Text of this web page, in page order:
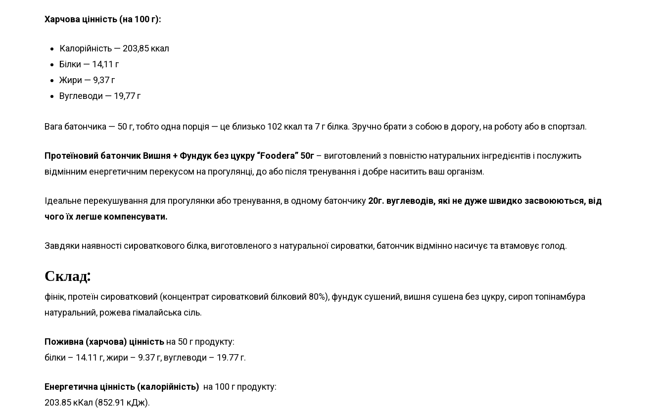
Харчова цінність (на 100 г):
Калорійність — 203,85 ккал
Білки — 14,11 г
Жири — 9,37 г
Вуглеводи — 19,77 г
Вага батончика — 50 г, тобто одна порція — це близько 102 ккал та 7 г білка. Зручно брати з собою в дорогу, на роботу або в спортзал.
Протеїновий батончик Вишня + Фундук без цукру “Foodera” 50г – виготовлений з повністю натуральних інгредієнтів і послужить
відмінним енергетичним перекусом на прогулянці, до або після тренування і добре наситить ваш організм.
Ідеальне перекушування для прогулянки або тренування, в одному батончику 20г. вуглеводів, які не дуже швидко засвоюються, від
чого їх легше компенсувати.
Завдяки наявності сироваткового білка, виготовленого з натуральної сироватки, батончик відмінно насичує та втамовує голод.
Склад:
фінік, протеїн сироватковий (концентрат сироватковий білковий 80%), фундук сушений, вишня сушена без цукру, сироп топінамбура
натуральний, рожева гімалайська сіль.
Поживна (харчова) цінність на 50 г продукту:
білки – 14.11 г, жири – 9.37 г, вуглеводи – 19.77 г.
Енергетична цінність (калорійність) на 100 г продукту:
203.85 кКал (852.91 кДж).